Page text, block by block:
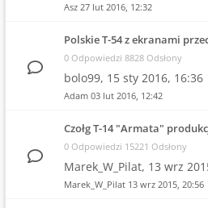
Asz 27 lut 2016, 12:32
Polskie T-54 z ekranami
0 Odpowiedzi 8828 Odsłony
bolo99, 15 sty 2016, 16:36
Adam 03 lut 2016, 12:42
Czołg T-14 "Armata"
0 Odpowiedzi 15221 Odsłony
Marek_W_Pilat, 13 wrz
Marek_W_Pilat 13 wrz 2015, 20:56